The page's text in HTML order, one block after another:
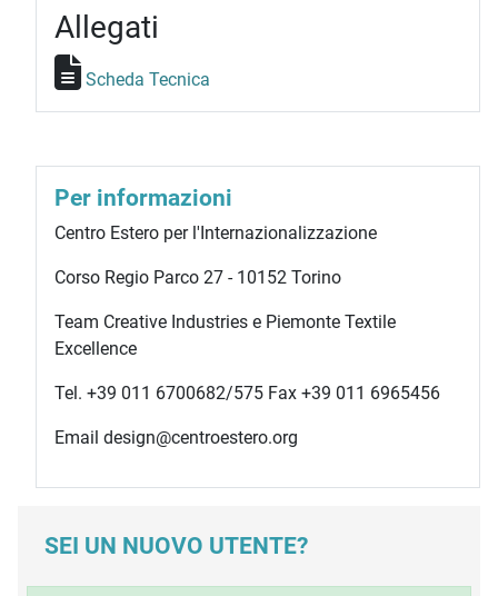
Allegati
Scheda Tecnica
Per informazioni
Centro Estero per l'Internazionalizzazione
Corso Regio Parco 27 - 10152 Torino
Team Creative Industries e Piemonte Textile
Excellence
Tel. +39 011 6700682/575 Fax +39 011 6965456
Email design@centroestero.org
SEI UN NUOVO UTENTE?